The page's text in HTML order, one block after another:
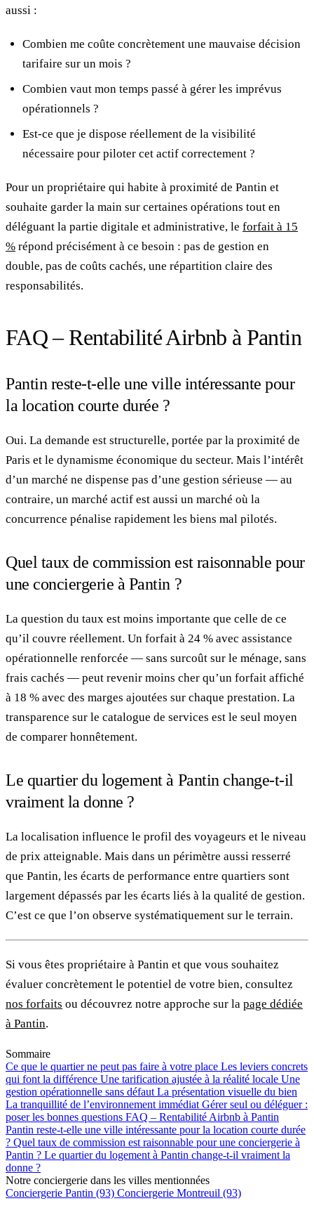
aussi :
Combien me coûte concrètement une mauvaise décision
tarifaire sur un mois ?
Combien vaut mon temps passé à gérer les imprévus
opérationnels ?
Est-ce que je dispose réellement de la visibilité
nécessaire pour piloter cet actif correctement ?
Pour un propriétaire qui habite à proximité de Pantin et
souhaite garder la main sur certaines opérations tout en
déléguant la partie digitale et administrative, le forfait à 15
% répond précisément à ce besoin : pas de gestion en
double, pas de coûts cachés, une répartition claire des
responsabilités.
FAQ – Rentabilité Airbnb à Pantin
Pantin reste-t-elle une ville intéressante pour
la location courte durée ?
Oui. La demande est structurelle, portée par la proximité de
Paris et le dynamisme économique du secteur. Mais l’intérêt
d’un marché ne dispense pas d’une gestion sérieuse — au
contraire, un marché actif est aussi un marché où la
concurrence pénalise rapidement les biens mal pilotés.
Quel taux de commission est raisonnable pour
une conciergerie à Pantin ?
La question du taux est moins importante que celle de ce
qu’il couvre réellement. Un forfait à 24 % avec assistance
opérationnelle renforcée — sans surcoût sur le ménage, sans
frais cachés — peut revenir moins cher qu’un forfait affiché
à 18 % avec des marges ajoutées sur chaque prestation. La
transparence sur le catalogue de services est le seul moyen
de comparer honnêtement.
Le quartier du logement à Pantin change-t-il
vraiment la donne ?
La localisation influence le profil des voyageurs et le niveau
de prix atteignable. Mais dans un périmètre aussi resserré
que Pantin, les écarts de performance entre quartiers sont
largement dépassés par les écarts liés à la qualité de gestion.
C’est ce que l’on observe systématiquement sur le terrain.
Si vous êtes propriétaire à Pantin et que vous souhaitez
évaluer concrètement le potentiel de votre bien, consultez
nos forfaits ou découvrez notre approche sur la page dédiée
à Pantin.
Sommaire
Ce que le quartier ne peut pas faire à votre place Les leviers concrets
qui font la différence Une tarification ajustée à la réalité locale Une
gestion opérationnelle sans défaut La présentation visuelle du bien
La tranquillité de l’environnement immédiat Gérer seul ou déléguer :
poser les bonnes questions FAQ – Rentabilité Airbnb à Pantin
Pantin reste-t-elle une ville intéressante pour la location courte durée
? Quel taux de commission est raisonnable pour une conciergerie à
Pantin ? Le quartier du logement à Pantin change-t-il vraiment la
donne ?
Notre conciergerie dans les villes mentionnées
Conciergerie Pantin (93) Conciergerie Montreuil (93)